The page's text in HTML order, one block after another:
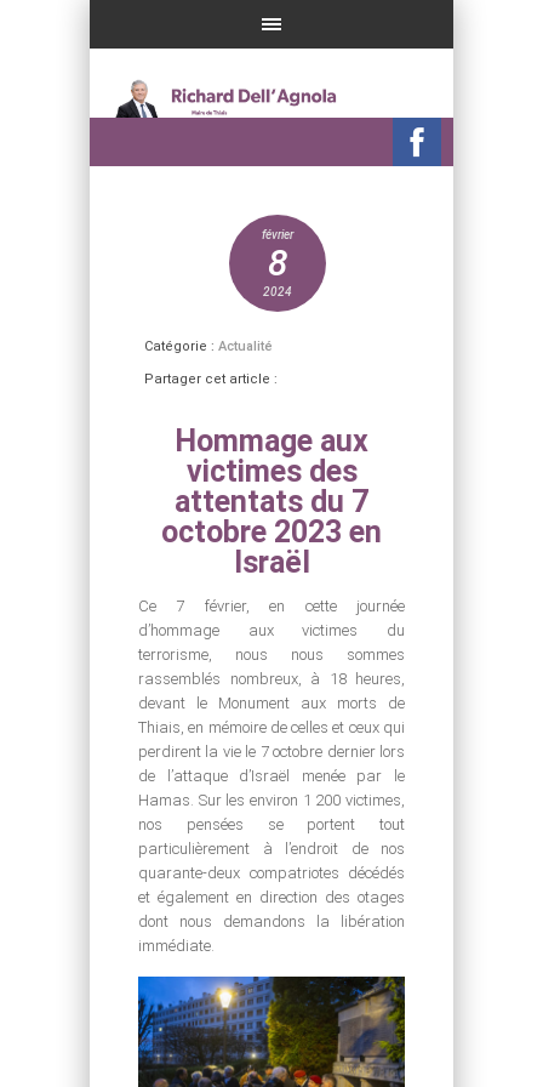
février
8
2024
Catégorie : Actualité
Partager cet article :
Hommage aux
victimes des
attentats du 7
octobre 2023 en
Israël
Ce 7 février, en cette journée
d’hommage aux victimes du
terrorisme, nous nous sommes
rassemblés nombreux, à 18 heures,
devant le Monument aux morts de
Thiais, en mémoire de celles et ceux qui
perdirent la vie le 7 octobre dernier lors
de l’attaque d’Israël menée par le
Hamas. Sur les environ 1 200 victimes,
nos pensées se portent tout
particulièrement à l’endroit de nos
quarante-deux compatriotes décédés
et également en direction des otages
dont nous demandons la libération
immédiate.